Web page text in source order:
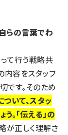
らの言葉でわ
て行う戦略共
内容をスタッフ
です。そのため
いて、スタッ
。「伝える」の
が正しく理解さ